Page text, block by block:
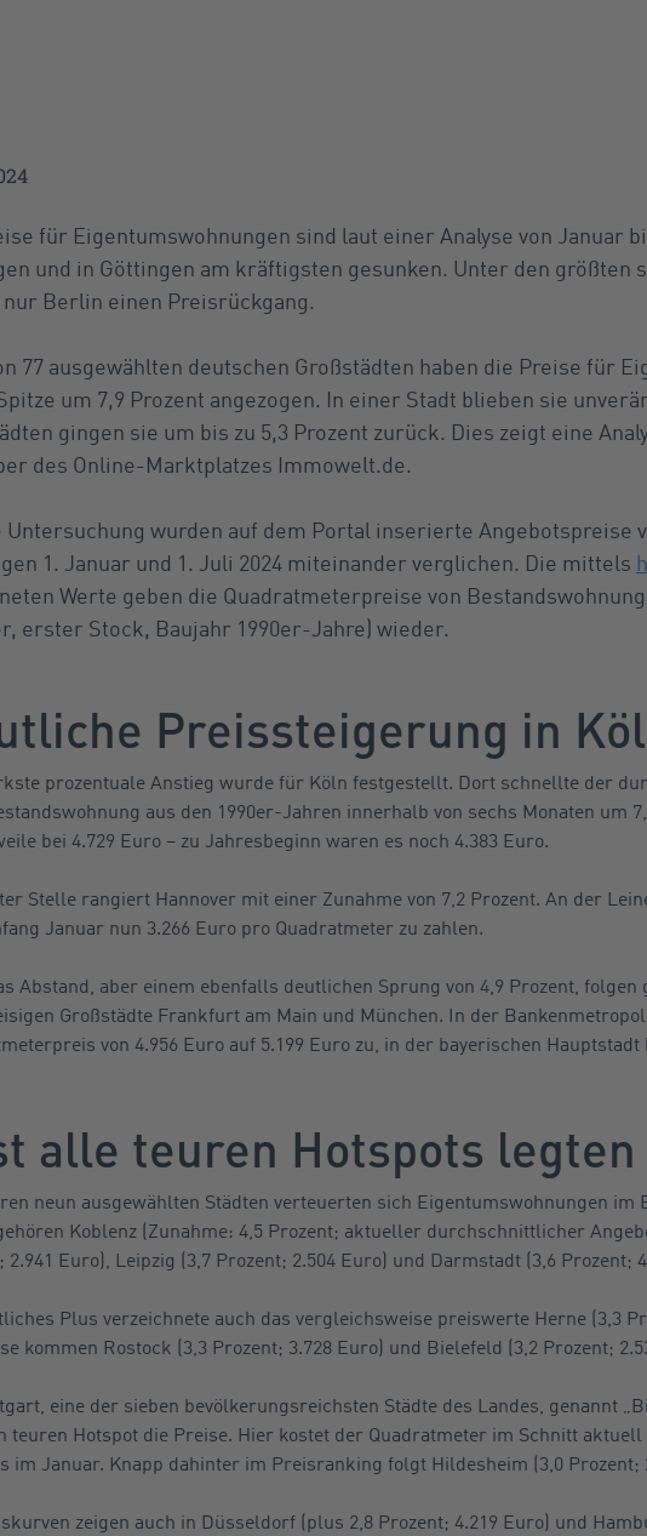
für Eigentumswohnungen sind laut einer Analyse von Januar
und in Göttingen am kräftigsten gesunken. Unter den größten
Berlin einen Preisrückgang.
77 ausgewählten deutschen Großstädten haben die Preise für
um 7,9 Prozent angezogen. In einer Stadt blieben sie
gingen sie um bis zu 5,3 Prozent zurück. Dies zeigt eine
des Online-Marktplatzes Immowelt.de.
Untersuchung wurden auf dem Portal inserierte Angebotspreise
1. Januar und 1. Juli 2024 miteinander verglichen. Die mittels
Werte geben die Quadratmeterpreise von
erster Stock, Baujahr 1990er-Jahre) wieder.
Preissteigerung in
prozentuale Anstieg wurde für Köln festgestellt. Dort schnellte der
aus den 1990er-Jahren innerhalb von sechs Monaten um
bei 4.729 Euro – zu Jahresbeginn waren es noch 4.383 Euro.
Stelle rangiert Hannover mit einer Zunahme von 7,2 Prozent. An der
Januar nun 3.266 Euro pro Quadratmeter zu zahlen.
Abstand, aber einem ebenfalls deutlichen Sprung von 4,9 Prozent, folgen
Großstädte Frankfurt am Main und München. In der
von 4.956 Euro auf 5.199 Euro zu, in der bayerischen
alle teuren Hotspots
neun ausgewählten Städten verteuerten sich Eigentumswohnungen im
Koblenz (Zunahme: 4,5 Prozent; aktueller durchschnittlicher
2.941 Euro), Leipzig (3,7 Prozent; 2.504 Euro) und Darmstadt (3,6 Prozent;
Plus verzeichnete auch das vergleichsweise preiswerte Herne (3,3
kommen Rostock (3,3 Prozent; 3.728 Euro) und Bielefeld (3,2 Prozent;
eine der sieben bevölkerungsreichsten Städte des Landes, genannt
teuren Hotspot die Preise. Hier kostet der Quadratmeter im Schnitt aktuell
im Januar. Knapp dahinter im Preisranking folgt Hildesheim (3,0 Prozent;
zeigen auch in Düsseldorf (plus 2,8 Prozent; 4.219 Euro) und